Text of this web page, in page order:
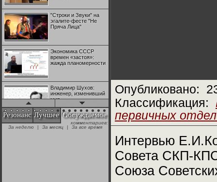
"Строки и Звуки" на
эгалите-фесте "Не
Пряча Лица"
Экономика СССР
времен «застоя»:
жажда планомерности
Владимир Шухов:
инженер, изменивший
мир
"Аркадий Коц" на
эгалите-фесте "Не
Резонанс Лучшее Обсуждаемое
комментариев:
За неделю
| За месяц | За все время
Опубликовано:
Классификация:
первичных
Интервью
Совета СКП-
Союза